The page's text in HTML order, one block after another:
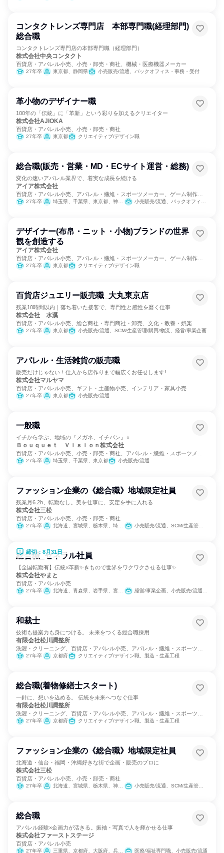
コンタクトレンズ専門店 本部専門職(経理部門)
総合職
コンタクトレンズ専門店の本部専門職（経理部門）
株式会社中央コンタクト
百貨店・アパレル小売、小売・卸売・商社、機械・医療機器メーカー
27年卒 東京都、静岡県 小売販売/流通、バックオフィス・事務・受付
革小物のデザイナー職
100年の「伝統」に「革新」という彩りを加えるクリエイター
株式会社AJIOKA
百貨店・アパレル小売、小売・卸売・商社
27年卒 東京都 クリエイティブ/デザイン職
総合職(販売・営業・MD・ECサイト運営・総務)
変化の速いアパレル業界で、着実な成長を続ける
アイア株式会社
百貨店・アパレル小売、アパレル・繊維・スポーツメーカー、ゲーム制作・
販売27年卒 埼玉県、千葉県、東京都、神奈川県 小売販売/流通、バックオフィス・事務・受付、SCM/生産管理/購買/物流、マーケティング・広告・宣伝
デザイナー(布帛・ニット・小物)ブランドの世界
観を創造する
アイア株式会社
百貨店・アパレル小売、アパレル・繊維・スポーツメーカー、ゲーム制作・
販売27年卒 東京都 クリエイティブ/デザイン職
百貨店ジュエリー販売職_大丸東京店
残業10時間以内｜落ち着いた接客で、専門性と感性を磨く仕事
株式会社 水溪
百貨店・アパレル小売、総合商社・専門商社・卸売、文化・教養・娯楽
27年卒 東京都 小売販売/流通、SCM/生産管理/購買/物流、経営/事業企画
アパレル・生活雑貨の販売職
販売だけじゃない！仕入から店作りまで幅広くお任せします!
株式会社マルヤマ
百貨店・アパレル小売、ギフト・土産物小売、インテリア・家具小売
27年卒 東京都 小売販売/流通
一般職
イチから学ぶ、地域の『メガネ、イチバン』⭐
Ｂｏｕｑｕｅｔ Ｖｉｓｉｏｎ株式会社
百貨店・アパレル小売、小売・卸売・商社、アパレル・繊維・スポーツメー
カー27年卒 埼玉県、千葉県、東京都 小売販売/流通
ファッション企業の《総合職》地域限定社員
残業月6.2h、転勤なし。美を仕事に、安定を手に入れる
株式会社三松
百貨店・アパレル小売、小売・卸売・商社
27年卒 北海道、宮城県、栃木県、埼玉県、千葉県、東京都、神奈川県、愛知県、京都府、大阪府、兵庫県、福岡県、沖縄県 小売販売/流通、SCM/生産管理/購買/物流、営業
締切：8月31日
総合職_ゼネラル社員
【全国転勤有】伝統×革新✨きもので世界をワクワクさせる仕事✨
株式会社やまと
百貨店・アパレル小売
27年卒 北海道、青森県、岩手県、宮城県、茨城県、栃木県、群馬県、埼玉県、千葉県、東京都、神奈川県、富山県、石川県、山梨県、静岡県、愛知県、京都府、大阪府、兵庫県、岡山県、広島県、香川県、高知県、福岡県、長崎県、熊本県、大分県、宮崎県、鹿児島県 経営/事業企画、小売販売/流通、営業、経理/税務/財務、人事、総務、広報/IR、クリエイティブ/デザイン職、商品企画、製造・生産工程、マーケティング・広告・宣伝、カスタマーサポート/コールセンター
和裁士
技術も提案力も身につける。 未来をつくる総合職採用
有限会社松川調整所
洗濯・クリーニング、百貨店・アパレル小売、アパレル・繊維・スポーツメ
ーカー27年卒 京都府 クリエイティブ/デザイン職、製造・生産工程
総合職(着物修繕士スタート)
一針に、想いを込める。 伝統を未来へつなぐ仕事
有限会社松川調整所
洗濯・クリーニング、百貨店・アパレル小売、アパレル・繊維・スポーツメ
ーカー27年卒 京都府 クリエイティブ/デザイン職、製造・生産工程
ファッション企業の《総合職》地域限定社員
北海道・仙台・福岡・沖縄好きな街で企画・販売のプロに
株式会社三松
百貨店・アパレル小売、小売・卸売・商社
27年卒 北海道、宮城県、栃木県、神奈川県、福岡県、沖縄県 小売販売/流通、SCM/生産管理/購買/物流、営業
総合職
アパレル経験×企画力が活きる。振袖・写真で人を輝かせる仕事
株式会社ファーストステージ
百貨店・アパレル小売
27年卒 三重県、京都府、大阪府、兵庫県、奈良県 医療/福祉専門職、小売販売/流通